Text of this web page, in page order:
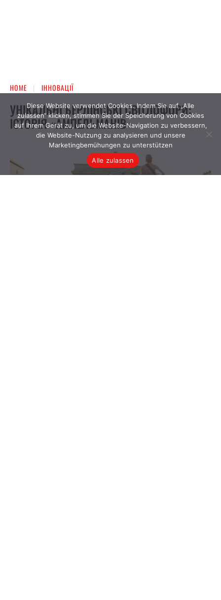
Diese Website verwendet Cookies. Indem Sie auf „Alle
zulassen“ klicken, stimmen Sie der Speicherung von Cookies
auf Ihrem Gerät zu, um die Website-Navigation zu verbessern,
die Website-Nutzung zu analysieren und unsere
Marketingbemühungen zu unterstützen
Alle zulassen